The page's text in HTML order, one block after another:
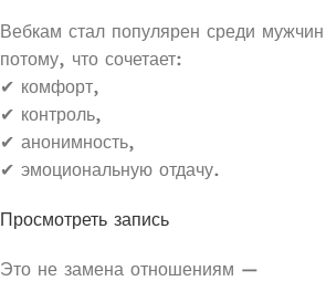
Вебкам стал популярен среди
потому, что сочетает:
✔ комфорт,
✔ контроль,
✔ анонимность,
✔ эмоциональную отдачу.
Просмотреть запись
Это не замена отношениям —